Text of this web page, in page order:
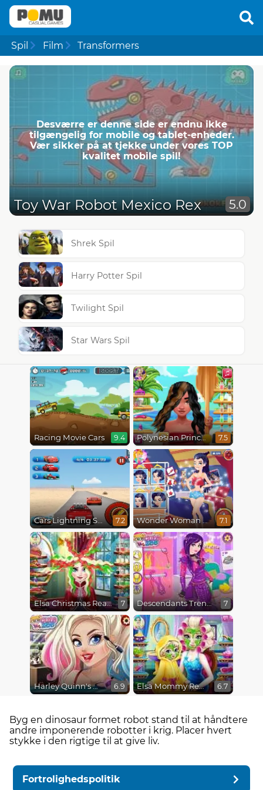
Spil Film Transformers
Desværre er denne side er endnu ikke
tilgængelig for mobile og tablet-enheder.
Vær sikker på at tjekke under vores TOP
kvalitet mobile spil!
Toy War Robot Mexico Rex 5.0
Shrek Spil
Harry Potter Spil
Twilight Spil
Star Wars Spil
Racing Movie Cars 9.4 Polynesian Princess Real Haircuts 7.5
Cars Lightning Speed 7.2 Wonder Woman Fashion Event 7.1
Elsa Christmas Real Haircuts 7 Descendants Trendsetters 7
Harley Quinn's Modern Makeover 6.9 Elsa Mommy Real Makeover 6.7
Byg en dinosaur formet robot stand til at håndtere
andre imponerende robotter i krig. Placer hvert
stykke i den rigtige til at give liv.
Fortrolighedspolitik